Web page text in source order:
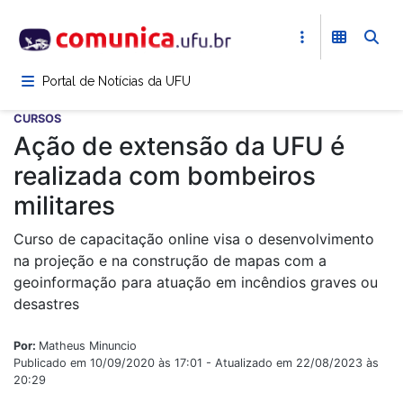
para
conteúdoPortal de Notícias da UFU
CURSOS
Ação de extensão da UFU é
realizada com bombeiros
militares
Curso de capacitação online visa o desenvolvimento
na projeção e na construção de mapas com a
geoinformação para atuação em incêndios graves ou
desastres
Por: Matheus Minuncio
Publicado em 10/09/2020 às 17:01 - Atualizado em 22/08/2023 às
20:29